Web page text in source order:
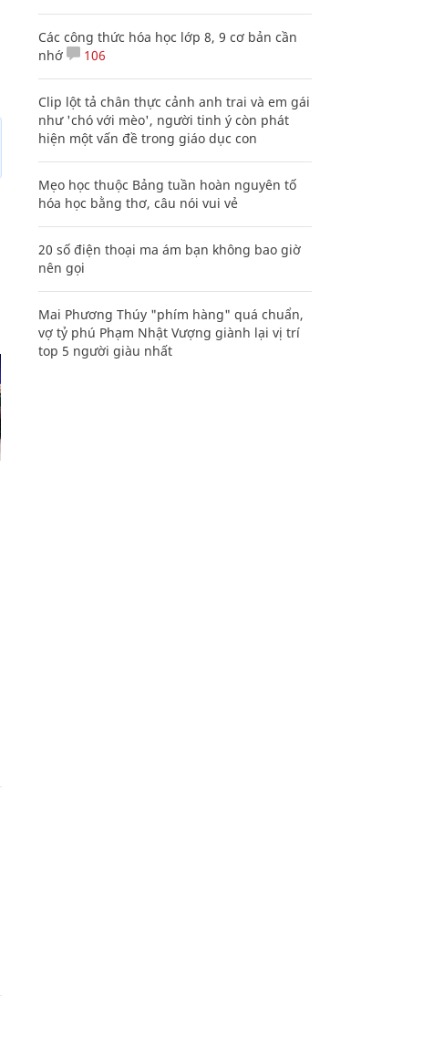
Các công thức hóa học lớp 8, 9 cơ bản cần
nhớ
106
Clip lột tả chân thực cảnh anh trai và em gái
như 'chó với mèo', người tinh ý còn phát
hiện một vấn đề trong giáo dục con
Mẹo học thuộc Bảng tuần hoàn nguyên tố
hóa học bằng thơ, câu nói vui vẻ
20 số điện thoại ma ám bạn không bao giờ
nên gọi
Mai Phương Thúy "phím hàng" quá chuẩn,
vợ tỷ phú Phạm Nhật Vượng giành lại vị trí
top 5 người giàu nhất